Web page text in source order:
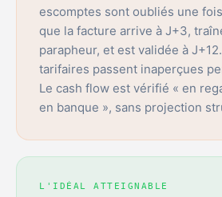
escomptes sont oubliés une
que la facture arrive à J+3,
parapheur, et est validée à
tarifaires passent inaperçues
Le cash flow est vérifié « en
en banque », sans projection
L'IDÉAL ATTEIGNABLE